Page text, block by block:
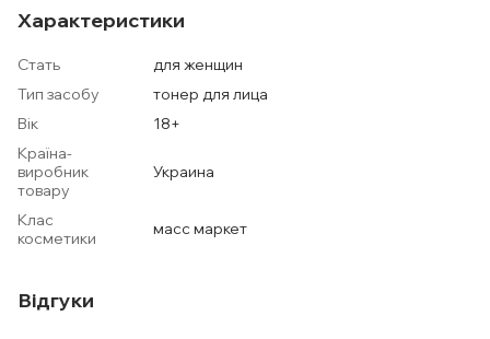
Характеристики
Стать
для женщин
Тип засобу
тонер для лица
Вік
18+
Країна-
виробник
товару
Украина
Клас
косметики
масс маркет
Відгуки